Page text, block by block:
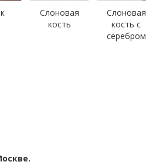
Слоновая
кость
Слоновая
кость с
серебром